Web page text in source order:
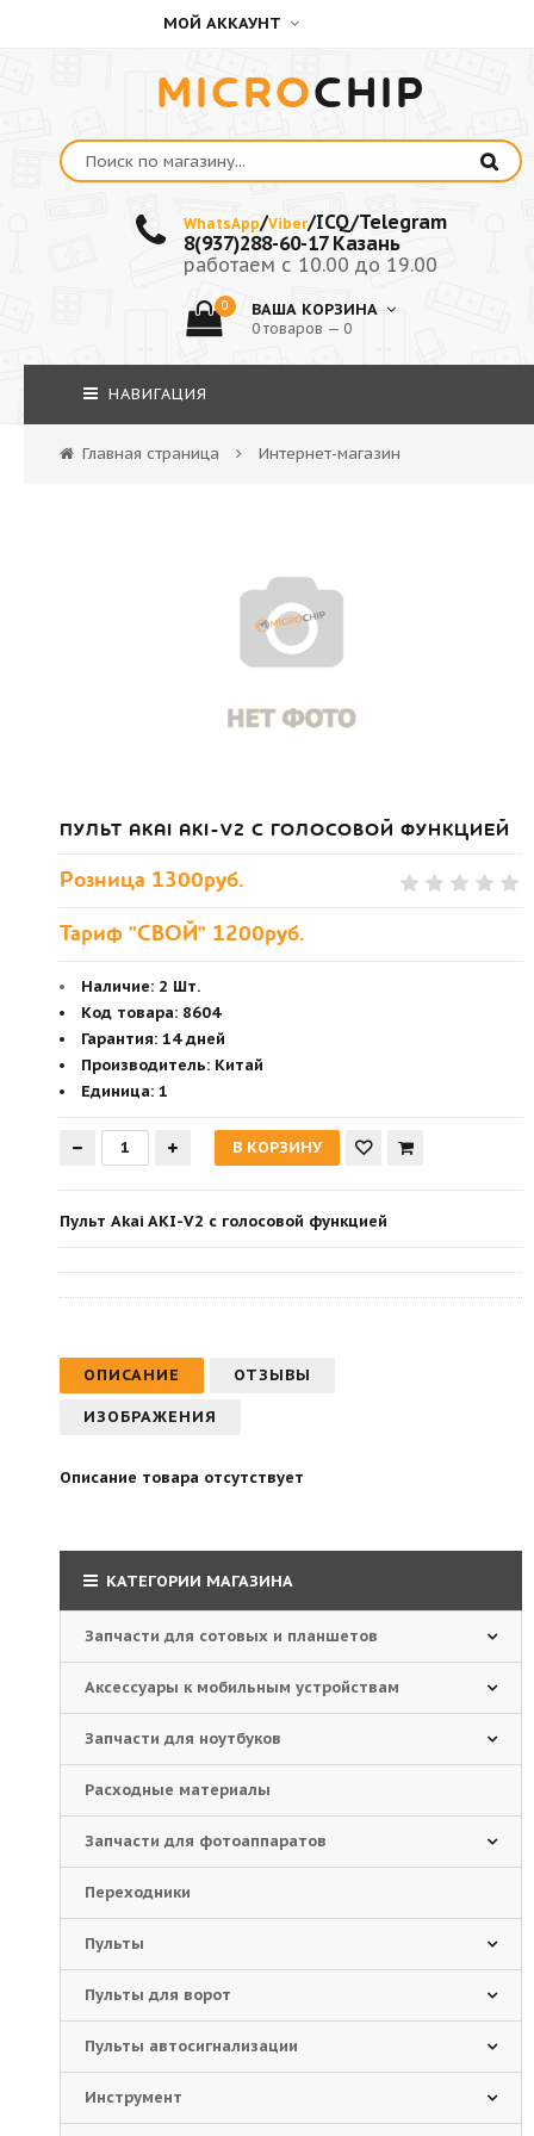
МОЙ АККАУНТ
MICROCHIP
WhatsApp/Viber/ICQ/Telegram
8(937)288-60-17 Казань
работаем с 10.00 до 19.00
0 ВАША КОРЗИНА
0 товаров — 0
НАВИГАЦИЯ
Главная страница Интернет-магазин
ПУЛЬТ AKAI AKI-V2 С ГОЛОСОВОЙ ФУНКЦИЕЙ
Розница 1300руб.
Тариф "СВОЙ" 1200руб.
Наличие: 2 Шт.
Код товара: 8604
Гарантия: 14 дней
Производитель: Китай
Единица: 1
Пульт Akai AKI-V2 с голосовой функцией
ОПИСАНИЕ ОТЗЫВЫ
ИЗОБРАЖЕНИЯ
Описание товара отсутствует
КАТЕГОРИИ МАГАЗИНА
Запчасти для сотовых и планшетов
Аксессуары к мобильным устройствам
Запчасти для ноутбуков
Расходные материалы
Запчасти для фотоаппаратов
Переходники
Пульты
Пульты для ворот
Пульты автосигнализации
Инструмент